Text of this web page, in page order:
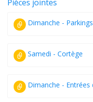
Pièces jointes
Dimanche -
Samedi - Cortège
Dimanche -